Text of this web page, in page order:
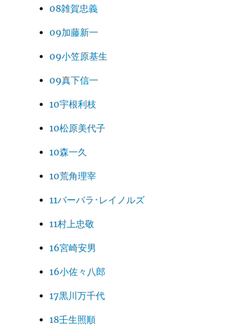
08雑賀忠義
09加藤新一
09小笠原基生
09真下信一
10宇根利枝
10松原美代子
10森一久
10荒角理宰
11バーバラ･レイノルズ
11村上忠敬
16宮崎安男
16小佐々八郎
17黒川万千代
18壬生照順